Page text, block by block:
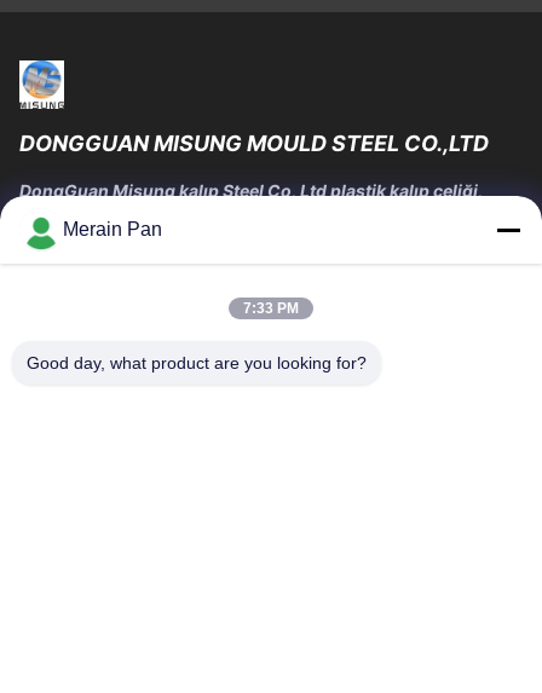
DONGGUAN MISUNG MOULD STEEL CO.,LTD
DongGuan Misung kalıp Steel Co, Ltd plastik kalıp çeliği,
sıcak iş çeliği, soğuk iş çeliği, alaşımlı yapısal çelik
tedarikinde lider bir şirkettir.
Hızlı Bağlantılar
Ürün:% S
VR Gösterisi
Hakkımızda
Merain Pan
7:33 PM
Good day, what product are you looking for?